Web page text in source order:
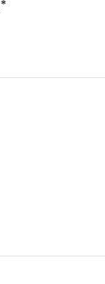
*